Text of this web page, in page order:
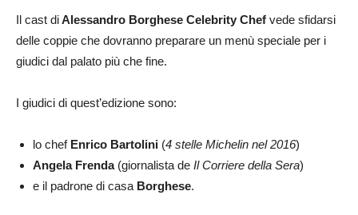
Il cast diAlessandro Borghese Celebrity Chef vede sfidarsi
delle coppie che dovranno preparare un menù speciale per i
giudici dal palato più che fine.
I giudici di quest’edizione sono:
lo chef Enrico Bartolini (4 stelle Michelin nel 2016)
Angela Frenda(giornalista de Il Corriere della Sera)
e il padrone di casa Borghese.